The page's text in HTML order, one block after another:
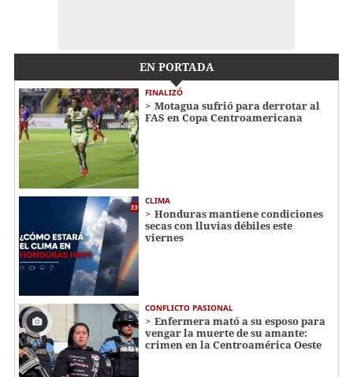
EN PORTADA
FINALIZÓ
Motagua sufrió para derrotar al
FAS en Copa Centroamericana
CLIMA
Honduras mantiene condiciones
secas con lluvias débiles este
viernes
CONFLICTO PASIONAL
Enfermera mató a su esposo para
vengar la muerte de su amante:
crimen en la Centroamérica Oeste